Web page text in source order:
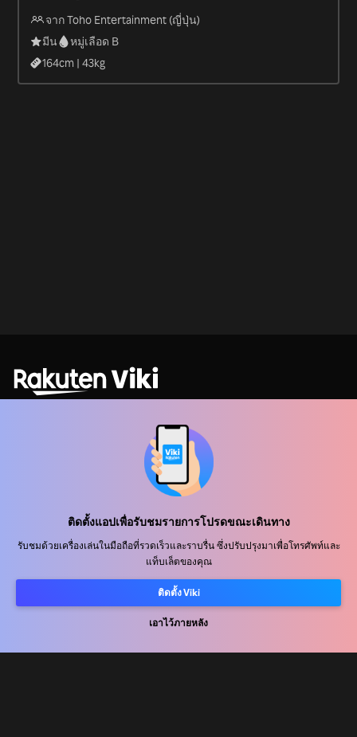
ติดตั้งแอปเพื่อรับชมรายการโปรดขณะเดินทาง
รับชมด้วยเครื่องเล่นในมือถือที่รวดเร็วและราบรื่น ซึ่งปรับปรุงมาเพื่อโทรศัพท์และ
แท็บเล็ตของคุณ
ติดตั้ง Viki
เอาไว้ภายหลัง
จาก Toho Entertainment (ญี่ปุ่น)
มีน
หมู่เลือด B
164cm |43kg
ผู้โฆษณา
ศูนย์ประชาสัมพันธ์